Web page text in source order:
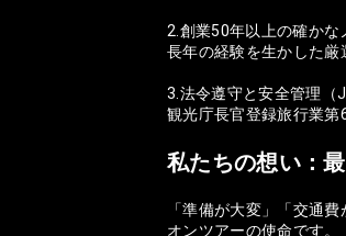
2.創業50年以上の確かな
長年の経験を生かした厳
3.法令遵守と安全管理（
観光庁長官登録旅行業第
私たちの想い：
「準備が大変」「交通
オンツアーの使命です。